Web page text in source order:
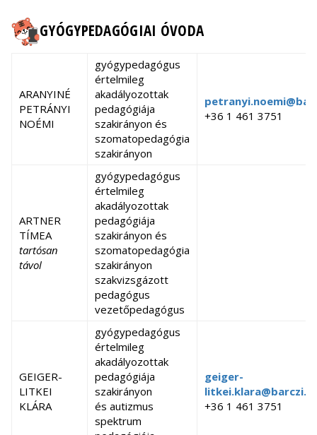
ALKONYI MÁRIA
gyakorlatvezetői
munkacsoport-
szakvizsgázott
pedagógus
csecsemő/kisgyermek
konzulens
mesterpedagógus
vezetőpedagógus
gyógypedagógus
szakvizsgázott
pedagógus
LENCZ RÉKA
gyógypedagógus
logopédia szakirányon
vezető
gyógypedagógus,
logopédia szakos
tanár és terapeuta
szakvizsgázott
pedagógus,
mentorpedagógus
vezetőpedagógus
óvodai munkacsoport-
vezető
oligofrénpedagógia -
GYÓGYPEDAGÓGIAI ÓVODA
ARANYINÉ
PETRÁNYI
NOÉMI
gyógypedagógus
értelmileg
akadályozottak
pedagógiája
szakirányon és
szomatopedagógia
szakirányon
+36 1 461 3751
ARTNER
TÍMEA
tartósan
távol
gyógypedagógus
értelmileg
akadályozottak
pedagógiája
szakirányon és
szomatopedagógia
szakirányon
szakvizsgázott
pedagógus
vezetőpedagógus
GEIGER-
LITKEI
KLÁRA
gyógypedagógus
értelmileg
akadályozottak
pedagógiája
szakirányon
és autizmus
spektrum
geiger-
+36 1 461 3751